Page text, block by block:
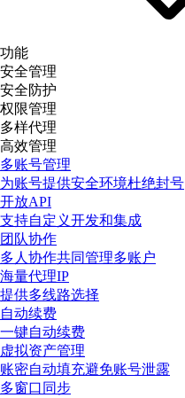
功能
安全管理
安全防护
权限管理
多样代理
高效管理
多账号管理
为账号提供安全环境杜绝封号
开放API
支持自定义开发和集成
团队协作
多人协作共同管理多账户
海量代理IP
提供多线路选择
自动续费
一键自动续费
虚拟资产管理
账密自动填充避免账号泄露
多窗口同步